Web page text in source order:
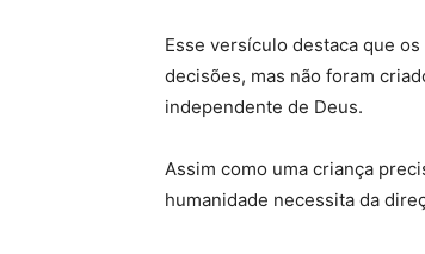
Esse versículo destaca que
decisões, mas não foram
independente de Deus.
Assim como uma criança
humanidade necessita da